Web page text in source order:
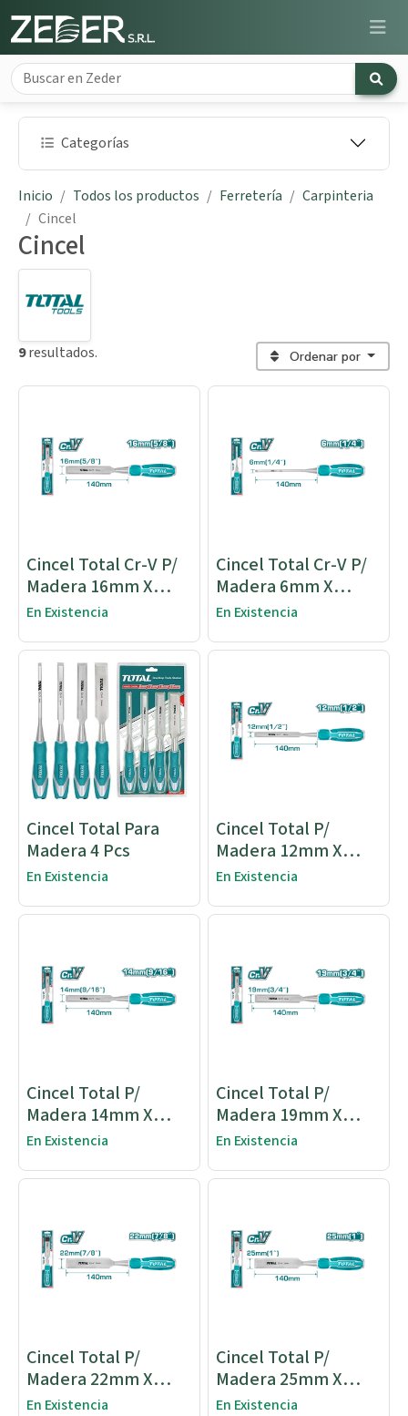
Categorías
Inicio Todos los productos Ferretería
Carpinteria
Cincel
Cincel
9resultados. Ordenar por
Cincel Total Cr-V P/
Madera 16mm X
140mm
En Existencia
Cincel Total Cr-V P/
Madera 6mm X
140mm
En Existencia
Cincel Total Para
Madera 4 Pcs
En Existencia
Cincel Total P/
Madera 12mm X
140mm
En Existencia
Cincel Total P/
Madera 14mm X
140mm
En Existencia
Cincel Total P/
Madera 19mm X
140mm
En Existencia
Cincel Total P/
Madera 22mm X
140mm
En Existencia
Cincel Total P/
Madera 25mm X
140mm
En Existencia